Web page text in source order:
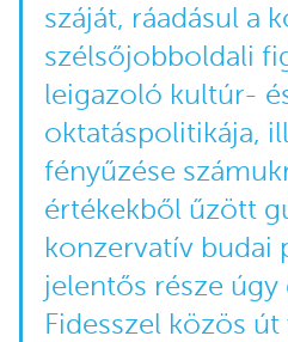
száját, ráadásul a
szélsőjobboldali
leigazoló kultúr-
oktatáspolitikája,
fényűzése
értékekből űzött
konzervatív budai
jelentős része
Fidesszel közös